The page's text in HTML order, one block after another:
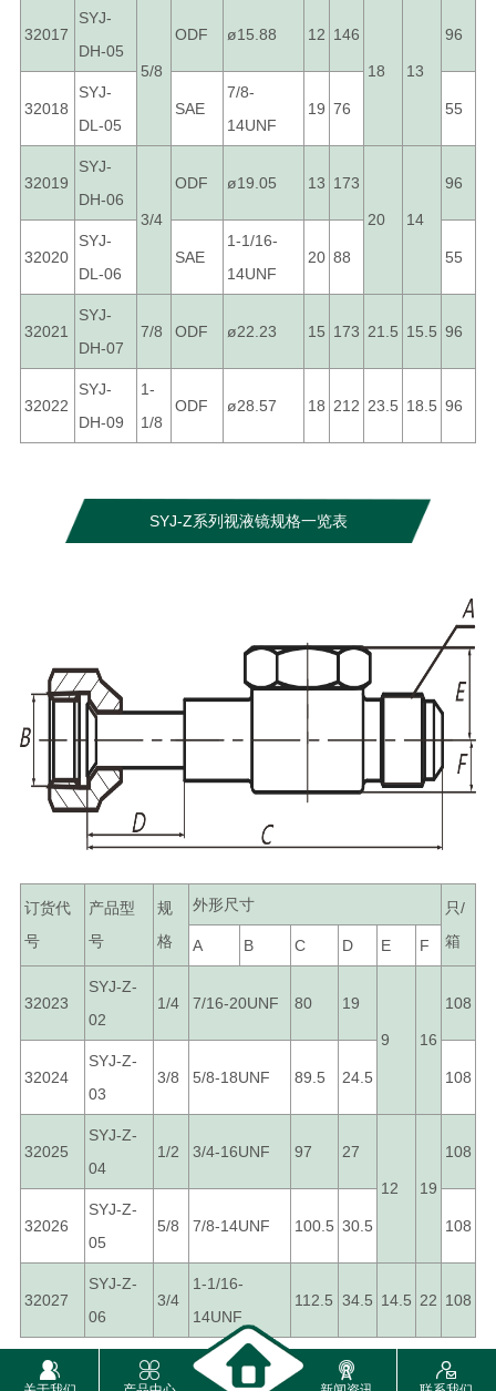
32017
SYJ-
DH-05
5/8
ODF ø15.88 12 146
18 13
96
32018
SYJ-
DL-05
SAE
7/8-
14UNF
19 76 55
32019
SYJ-
DH-06
3/4
ODF ø19.05 13 173
20 14
96
32020
SYJ-
DL-06
SAE
1-1/16-
14UNF
20 88 55
32021
SYJ-
DH-07
7/8 ODF ø22.23 15 173 21.5 15.5 96
32022
SYJ-
DH-09
1-
1/8
ODF ø28.57 18 212 23.5 18.5 96
SYJ-Z系列视液镜规格一览表
订货代
号
产品型
号
规
格
外形尺寸
只/
箱
A B C D E F
32023
SYJ-Z-
02
1/4 7/16-20UNF 80 19
9 16
108
32024
SYJ-Z-
03
3/8 5/8-18UNF 89.5 24.5 108
32025
SYJ-Z-
04
1/2 3/4-16UNF 97 27
12 19
108
32026
SYJ-Z-
05
5/8 7/8-14UNF 100.5 30.5 108
32027
SYJ-Z-
06
3/4
1-1/16-
14UNF
112.5 34.5 14.5 22 108
   